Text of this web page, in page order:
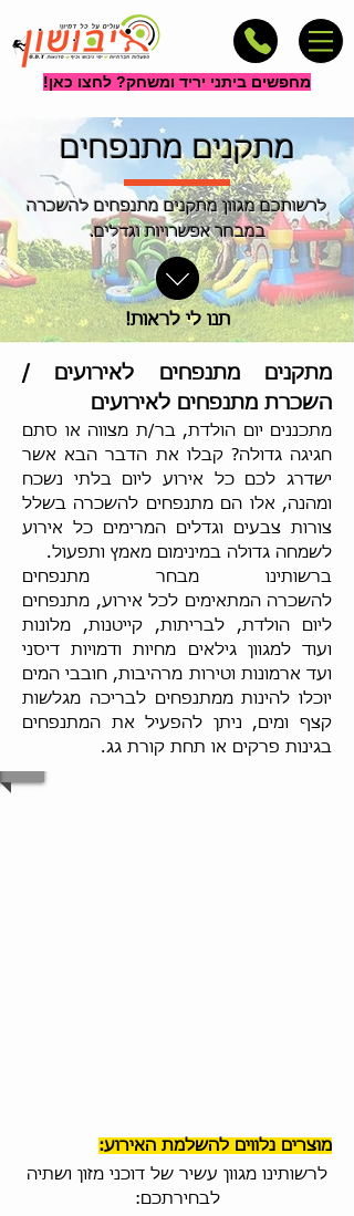
מחפשים ביתני יריד ומשחק? לחצו כאן!
מתקנים מתנפחים
לרשותכם מגוון מתקנים מתנפחים להשכרה
במבחר אפשרויות וגדלים.
תנו לי לראות!
מתקנים מתנפחים לאירועים /
השכרת מתנפחים לאירועים
מתכננים יום הולדת, בר/ת מצווה או סתם
חגיגה גדולה? קבלו את הדבר הבא אשר
ישדרג לכם כל אירוע ליום בלתי נשכח
ומהנה, אלו הם מתנפחים להשכרה בשלל
צורות צבעים וגדלים המרימים כל אירוע
לשמחה גדולה במינימום מאמץ ותפעול.
ברשותינו מבחר מתנפחים
להשכרה המתאימים לכל אירוע, מתנפחים
ליום הולדת, לבריתות, קייטנות, מלונות
ועוד למגוון גילאים מחיות ודמויות דיסני
ועד ארמונות וטירות מרהיבות, חובבי המים
יוכלו להינות ממתנפחים לבריכה מגלשות
קצף ומים, ניתן להפעיל את המתנפחים
בגינות פרקים או תחת קורת גג.
מוצרים נלווים להשלמת האירוע:
לרשותינו מגוון עשיר של דוכני מזון ושתיה
לבחירתכם: